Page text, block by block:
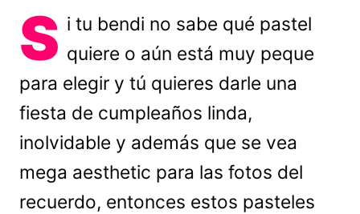
S i tu bendi no sabe qué pastel
quiere o aún está muy peque
para elegir y tú quieres darle una
fiesta de cumpleaños linda,
inolvidable y además que se vea
mega aesthetic para las fotos del
recuerdo, entonces estos pasteles